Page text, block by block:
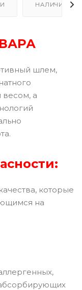
НАЛИЧИЕ В
шлем,
весом, а
которые
на